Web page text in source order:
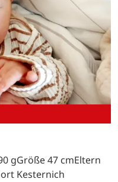
gGröße 47 cmEltern
Kesternich